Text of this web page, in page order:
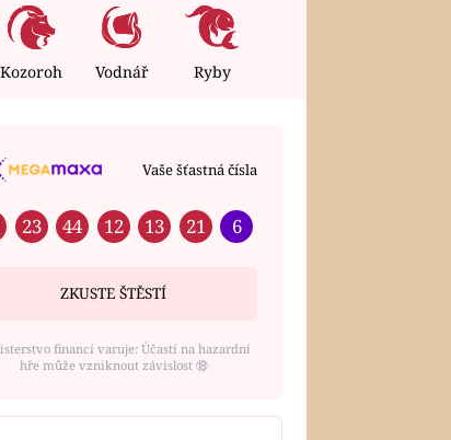
Kozoroh Vodnář Ryby
Vaše šťastná čísla
23 44 12 13 21 6
ZKUSTE ŠTĚSTÍ
financí varuje: Účastí na hazardní
hře může vzniknout závislost ⑱